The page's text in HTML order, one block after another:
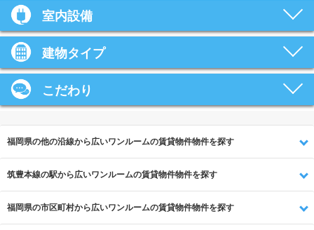
室内設備
建物タイプ
こだわり
福岡県の他の沿線から広いワンルームの賃貸物件物件を探す
筑豊本線の駅から広いワンルームの賃貸物件物件を探す
福岡県の市区町村から広いワンルームの賃貸物件物件を探す